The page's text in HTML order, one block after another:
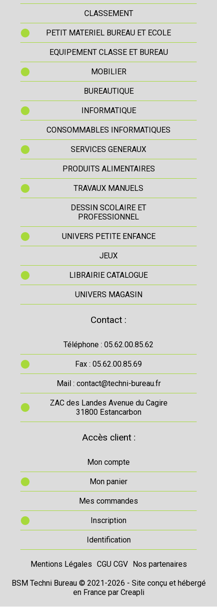
CLASSEMENT
PETIT MATERIEL BUREAU ET ECOLE
EQUIPEMENT CLASSE ET BUREAU
MOBILIER
BUREAUTIQUE
INFORMATIQUE
CONSOMMABLES INFORMATIQUES
SERVICES GENERAUX
PRODUITS ALIMENTAIRES
TRAVAUX MANUELS
DESSIN SCOLAIRE ET
PROFESSIONNEL
UNIVERS PETITE ENFANCE
JEUX
LIBRAIRIE CATALOGUE
UNIVERS MAGASIN
Contact :
Téléphone : 05.62.00.85.62
Fax : 05.62.00.85.69
Mail : contact@techni-bureau.fr
ZAC des Landes Avenue du Cagire
31800 Estancarbon
Accès client :
Mon compte
Mon panier
Mes commandes
Inscription
Identification
Mentions Légales CGU CGV Nos partenaires
BSM Techni Bureau © 2021-2026 - Site conçu et hébergé
en France par Creapli